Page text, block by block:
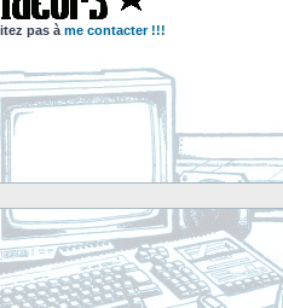
pas à me contacter !!!